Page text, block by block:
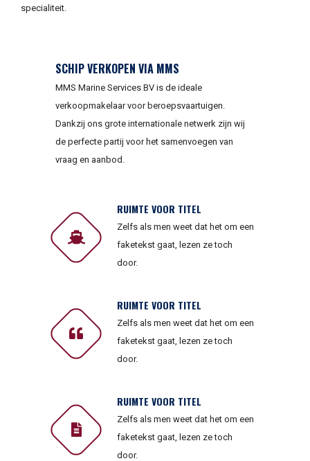
specialiteit.
SCHIP VERKOPEN VIA MMS
MMS Marine Services BV is de ideale
verkoopmakelaar voor beroepsvaartuigen.
Dankzij ons grote internationale netwerk zijn wij
de perfecte partij voor het samenvoegen van
vraag en aanbod.
RUIMTE VOOR TITEL
Zelfs als men weet dat het om een
faketekst gaat, lezen ze toch
door.
RUIMTE VOOR TITEL
Zelfs als men weet dat het om een
faketekst gaat, lezen ze toch
door.
RUIMTE VOOR TITEL
Zelfs als men weet dat het om een
faketekst gaat, lezen ze toch
door.